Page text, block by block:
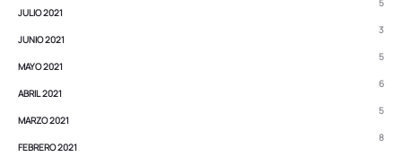
JULIO 2021
5
JUNIO 2021
3
MAYO 2021
5
ABRIL 2021
6
MARZO 2021
5
FEBRERO 2021
8